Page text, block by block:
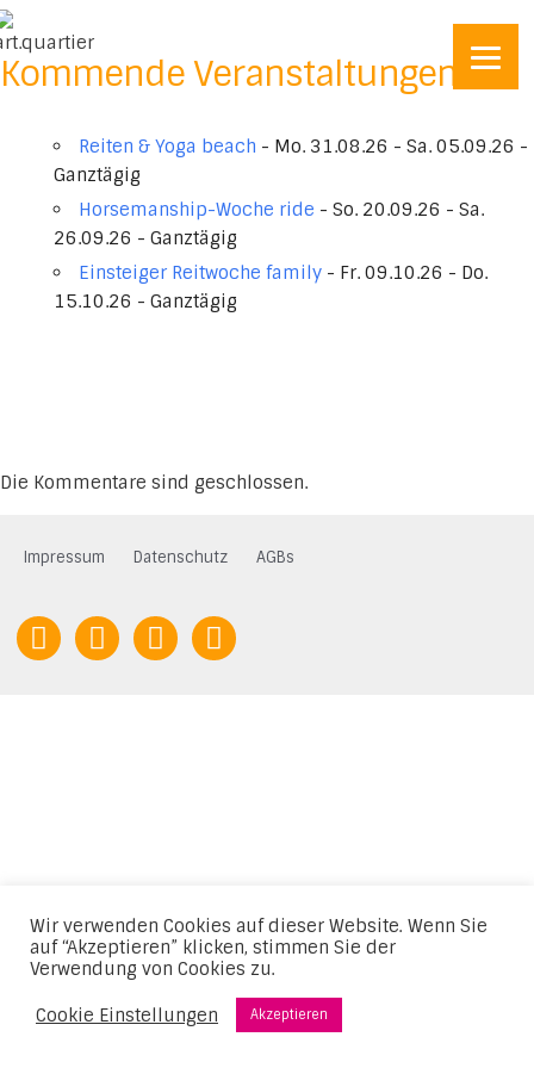
Kommende Veranstaltungen
Reiten & Yoga beach - Mo. 31.08.26 - Sa. 05.09.26 -
Ganztägig
Horsemanship-Woche ride - So. 20.09.26 - Sa.
26.09.26 - Ganztägig
Einsteiger Reitwoche family - Fr. 09.10.26 - Do.
15.10.26 - Ganztägig
Die Kommentare sind geschlossen.
Impressum Datenschutz AGBs
Wir verwenden Cookies auf dieser Website. Wenn Sie
auf “Akzeptieren” klicken, stimmen Sie der
Verwendung von Cookies zu.
Cookie Einstellungen
Akzeptieren